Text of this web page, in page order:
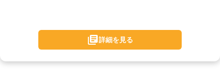
詳細を見る